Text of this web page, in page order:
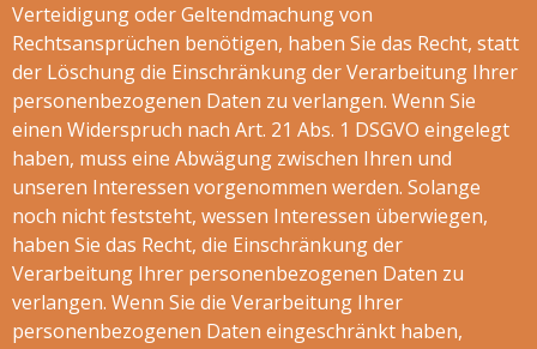
Verteidigung oder Geltendmachung von
Rechtsansprüchen benötigen, haben Sie das Recht, statt
der Löschung die Einschränkung der Verarbeitung Ihrer
personenbezogenen Daten zu verlangen. Wenn Sie
einen Widerspruch nach Art. 21 Abs. 1 DSGVO eingelegt
haben, muss eine Abwägung zwischen Ihren und
unseren Interessen vorgenommen werden. Solange
noch nicht feststeht, wessen Interessen überwiegen,
haben Sie das Recht, die Einschränkung der
Verarbeitung Ihrer personenbezogenen Daten zu
verlangen. Wenn Sie die Verarbeitung Ihrer
personenbezogenen Daten eingeschränkt haben,